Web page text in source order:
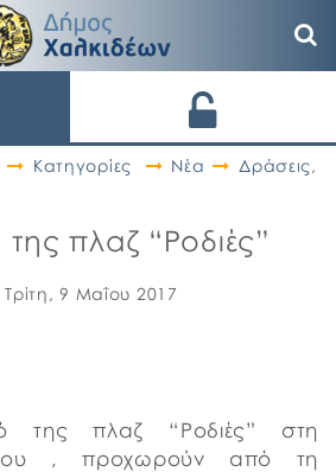
Κατηγορίες Νέα Δράσεις,
πλαζ “Ροδιές”
Τρίτη, 9 Μαΐου 2017
της πλαζ “Ροδιές” στη
, προχωρούν από τη